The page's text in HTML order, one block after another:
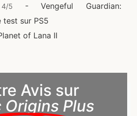
5
- Vengeful Guardian:
test sur PS5
of Lana II
Avis sur
Origins Plus